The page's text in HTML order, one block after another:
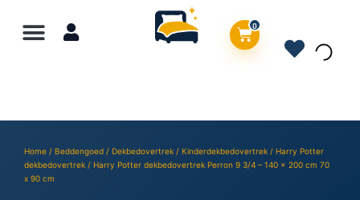
0
Home / Beddengoed / Dekbedovertrek / Kinderdekbedovertrek / Harry Potter
dekbedovertrek / Harry Potter dekbedovertrek Perron 9 3/4 – 140 x 200 cm 70
x 90 cm